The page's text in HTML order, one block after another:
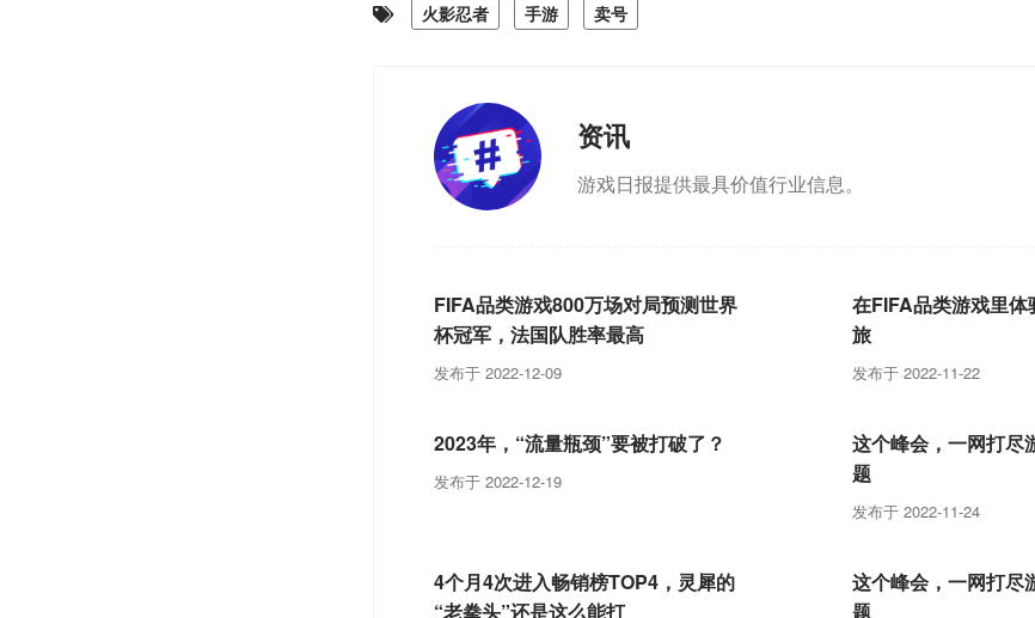
火影忍者 手游 卖号
资讯
游戏日报提供最具价值行业信息。
FIFA品类游戏800万场对局预测世界
杯冠军，法国队胜率最高
发布于 2022-12-09
在FIFA品类游戏里体
旅
发布于 2022-11-22
2023年，“流量瓶颈”要被打破了？
发布于 2022-12-19
这个峰会，一网打尽
题
发布于 2022-11-24
4个月4次进入畅销榜TOP4，灵犀的
“老拳头”还是这么能打
这个峰会，一网打尽
题